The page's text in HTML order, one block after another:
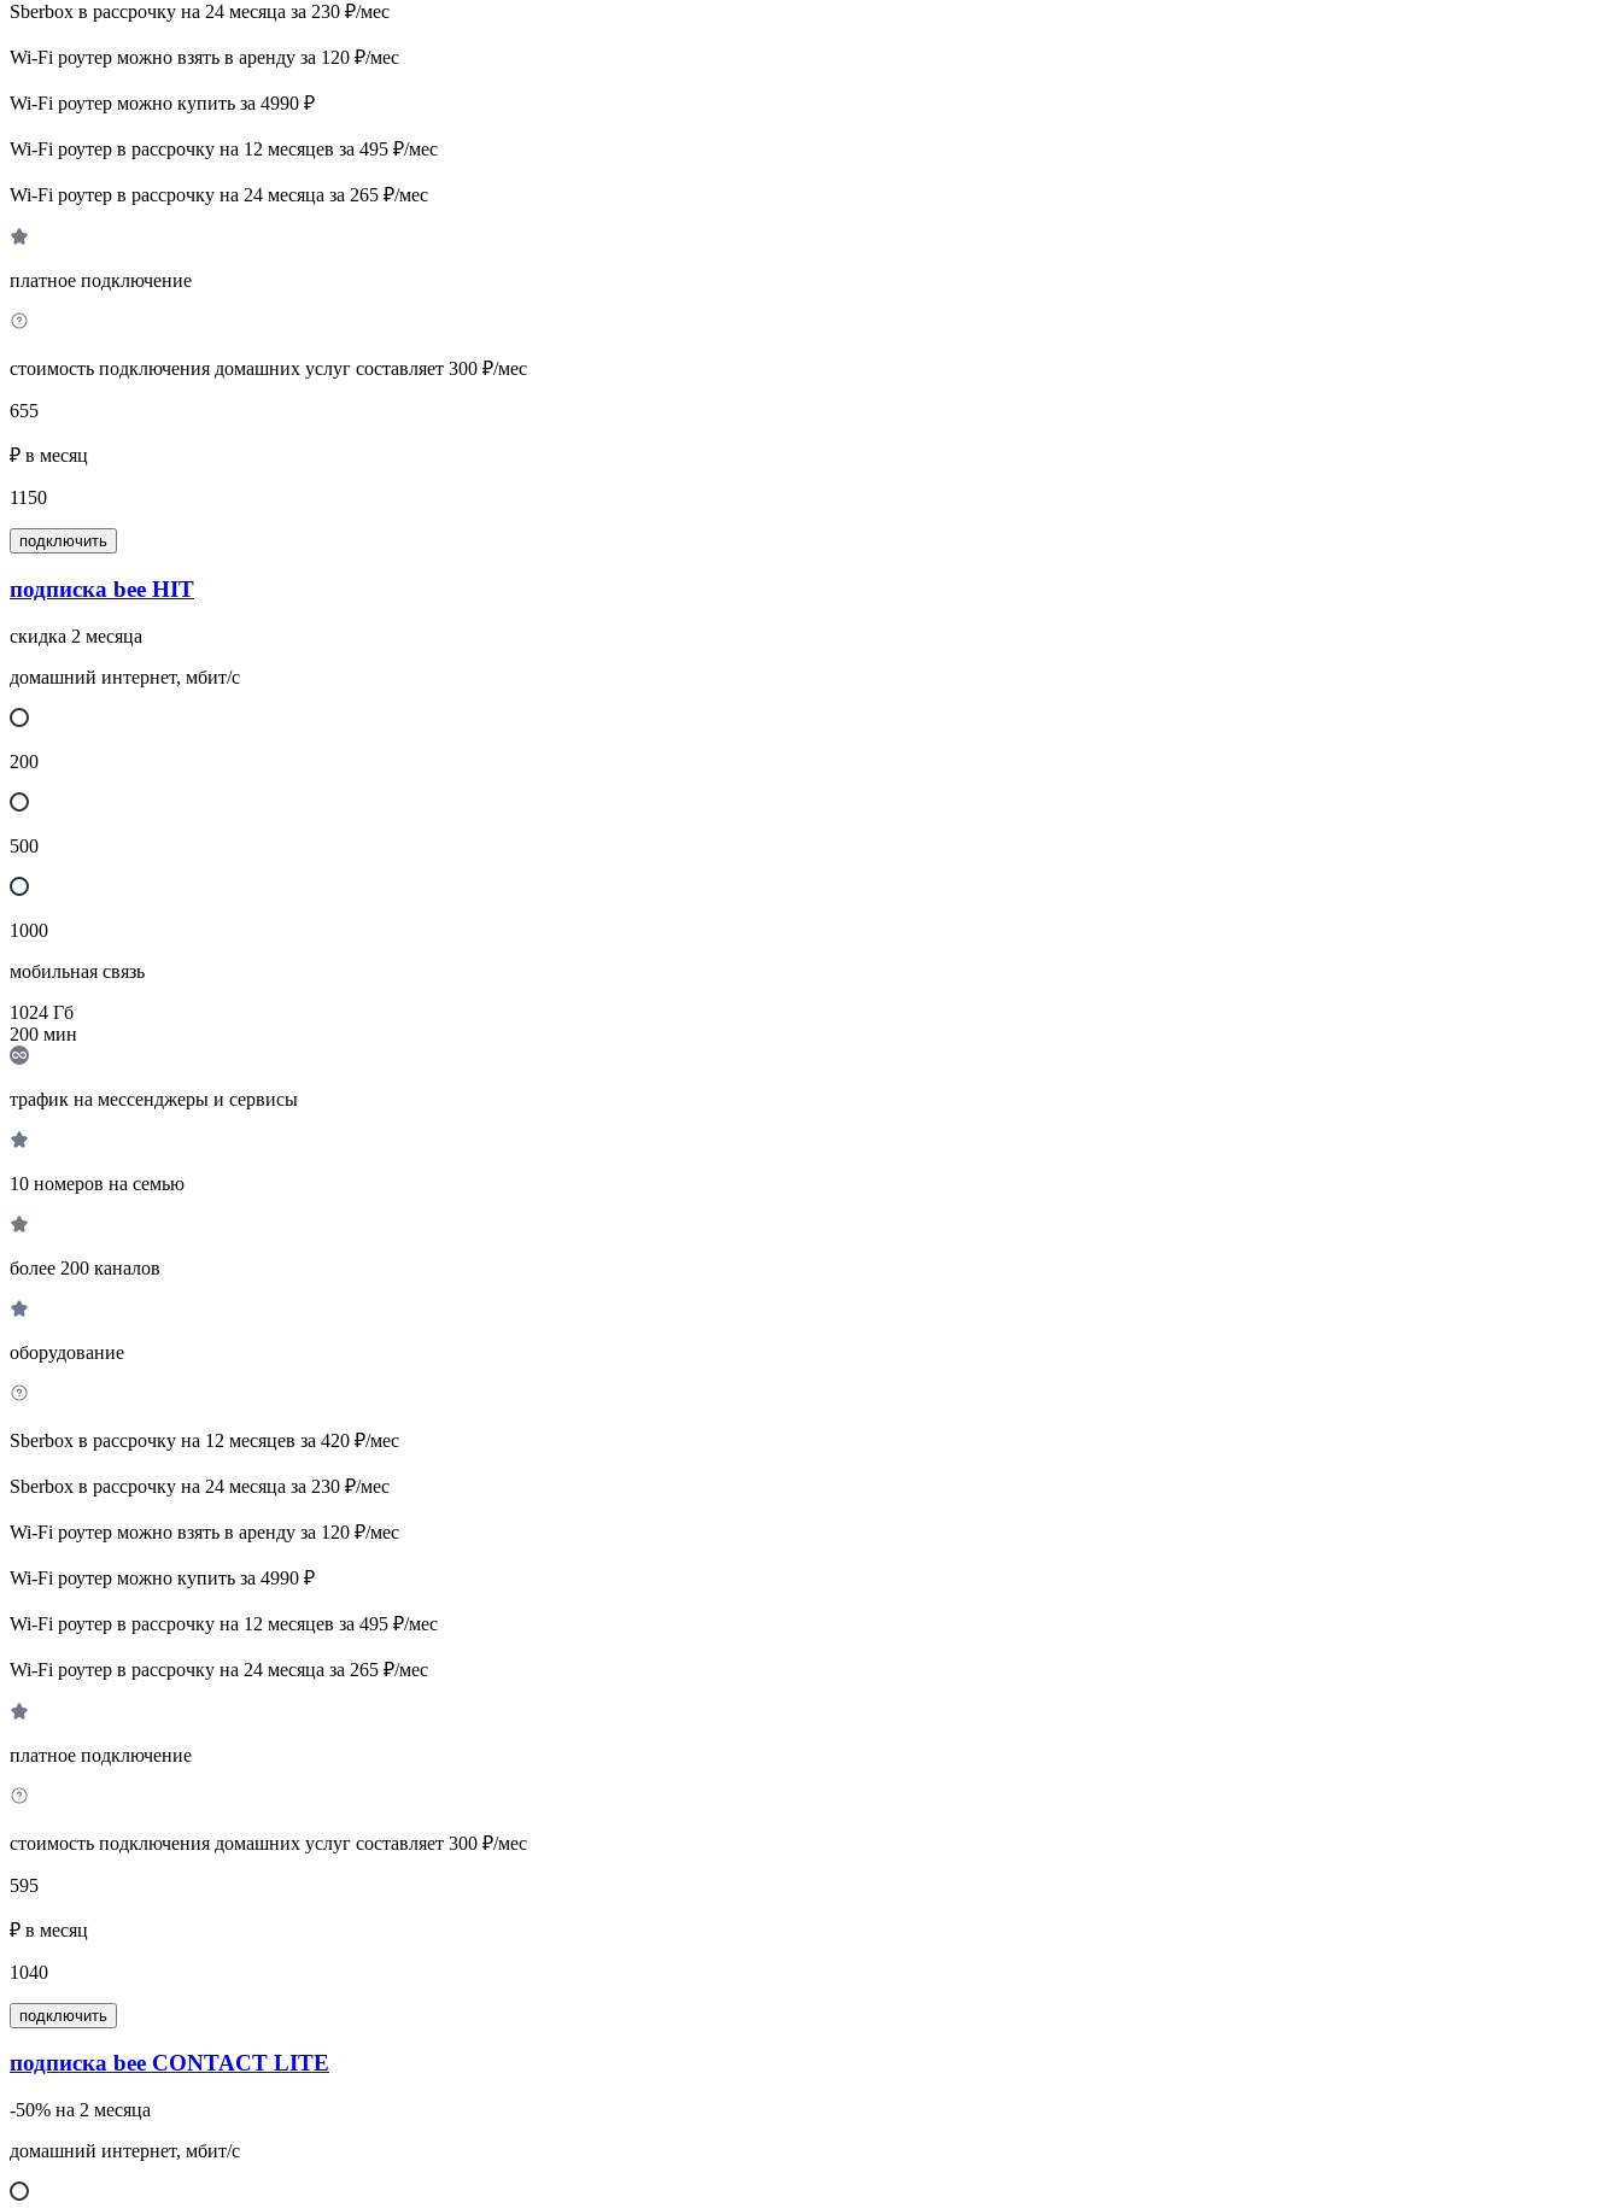
Sberbox в рассрочку на 24 месяца за 230 ₽/мес
Wi-Fi роутер можно взять в аренду за 120 ₽/мес
Wi-Fi роутер можно купить за 4990 ₽
Wi-Fi роутер в рассрочку на 12 месяцев за 495 ₽/мес
Wi-Fi роутер в рассрочку на 24 месяца за 265 ₽/мес
платное подключение
стоимость подключения домашних услуг составляет 300 ₽/мес
655
₽ в месяц
1150
подключить
подписка bee HIT
скидка 2 месяца
домашний интернет, мбит/с
200
500
1000
мобильная связь
1024 Гб
200 мин
трафик на мессенджеры и сервисы
10 номеров на семью
более 200 каналов
оборудование
Sberbox в рассрочку на 12 месяцев за 420 ₽/мес
Sberbox в рассрочку на 24 месяца за 230 ₽/мес
Wi-Fi роутер можно взять в аренду за 120 ₽/мес
Wi-Fi роутер можно купить за 4990 ₽
Wi-Fi роутер в рассрочку на 12 месяцев за 495 ₽/мес
Wi-Fi роутер в рассрочку на 24 месяца за 265 ₽/мес
платное подключение
стоимость подключения домашних услуг составляет 300 ₽/мес
595
₽ в месяц
1040
подключить
подписка bee CONTACT LITE
-50% на 2 месяца
домашний интернет, мбит/с